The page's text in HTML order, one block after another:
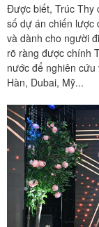
Được biết, Trúc Thy
số dự án chiến lược
và dành cho người
rõ ràng được chính
nước để nghiên
Hàn, Dubai, Mỹ...